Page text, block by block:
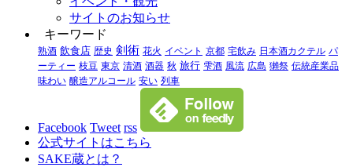
サイトのお知らせ
キーワード
熟酒 飲食店 歴史 剣術 花火 イベント 京都 宅飲み 日本酒カクテル パ
ーティー 枝豆 東京 清酒 酒器 秋 旅行 雫酒 風流 広島 獺祭 伝統産業品
味わい 醸造アルコール 安い 列車
Facebook Tweet rss
公式サイトはこちら
SAKE蔵とは？